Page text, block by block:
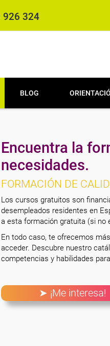
926 324
BLOG
Encuentra la
necesidades.
FORMACIÓN DE
Los cursos gratuitos son
desempleados residentes en
a esta formación gratuita (si no
En todo caso, te ofrecemos
acceder. Descubre nuestro
competencias y habilidades
➤ ¡Me interesa!